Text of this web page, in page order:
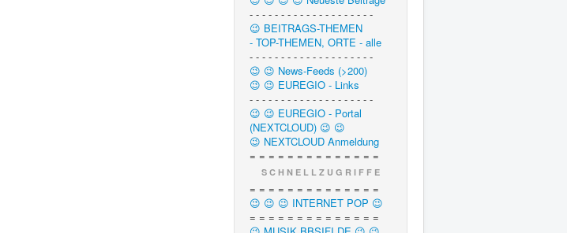
- - - - - - - - - - - - - - - - - - - -
😉 BEITRAGS-THEMEN
- TOP-THEMEN, ORTE - alle
- - - - - - - - - - - - - - - - - - - -
😉 😉 News-Feeds (>200)
😉 😉 EUREGIO - Links
- - - - - - - - - - - - - - - - - - - -
😉 😉 EUREGIO - Portal
(NEXTCLOUD) 😉 😉
😉 NEXTCLOUD Anmeldung
= = = = = = = = = = = = = =
S C H N E L L Z U G R I F F E
= = = = = = = = = = = = = =
😉 😉 😉 INTERNET POP 😉
= = = = = = = = = = = = = =